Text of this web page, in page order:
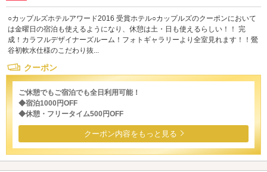
○カップルズホテルアワード2016 受賞ホテル○カップルズのクーポンにおいて
は金曜日の宿泊も使えるようになり、休憩は土・日も使えるらしい！！ 完
成！カラフルデザイナーズルーム！フォトギャラリーより全室見れます！！鶯
谷初軟水仕様のこだわり抜...
クーポン
ご休憩でもご宿泊でも全日利用可能！
◆宿泊1000円OFF
◆休憩・フリータイム500円OFF
クーポン内容をもっと見る